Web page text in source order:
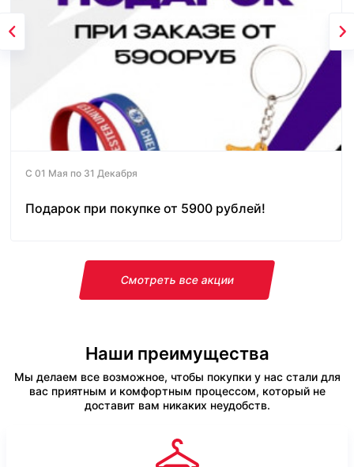
С 01 Мая по 31 Декабря
Подарок при покупке от 5900 рублей!
Смотреть все акции
Наши преимущества
Мы делаем все возможное, чтобы покупки у нас стали для
вас приятным и комфортным процессом, который не
доставит вам никаких неудобств.